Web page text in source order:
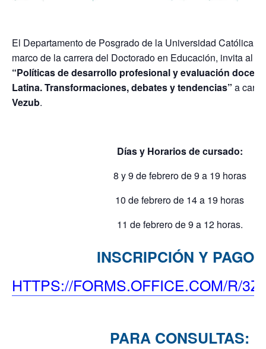
El Departamento de Posgrado de la Universidad Católica
marco de la carrera del Doctorado en Educación, invita al
“Políticas de desarrollo profesional y evaluación
Latina. Transformaciones, debates y tendencias” a
Vezub.
Días y Horarios de cursado:
8 y 9 de febrero de 9 a 19 horas
10 de febrero de 14 a 19 horas
11 de febrero de 9 a 12 horas.
INSCRIPCIÓN Y PAGO:
HTTPS://FORMS.OFFICE.COM/R/
PARA CONSULTAS: